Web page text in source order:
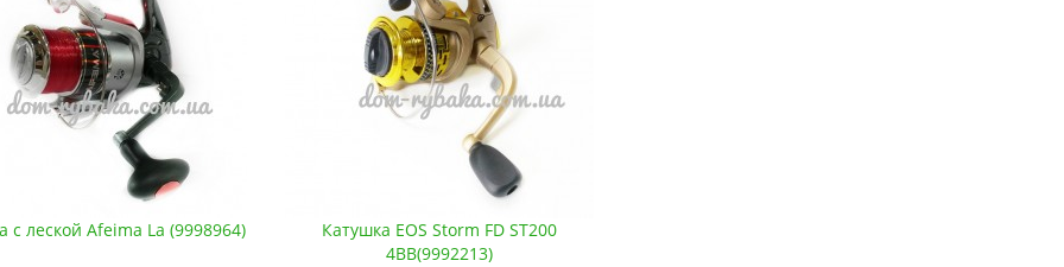
c леской Afeima La (9998964)
Катушка EOS Storm FD ST200
4BB(9992213)